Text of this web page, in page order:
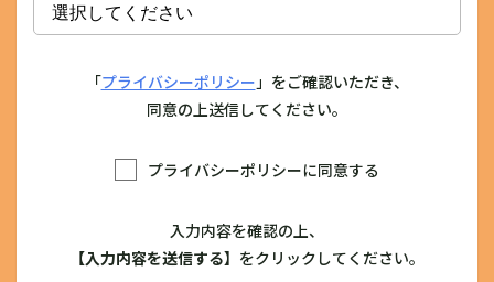
「プライバシーポリシー 」をご確認いただき、
同意の上送信してください。
プライバシーポリシーに同意する
入力内容を確認の上、
【入力内容を送信する】 をクリックしてください。